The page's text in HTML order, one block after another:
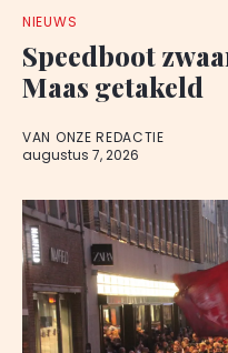
NIEUWS
Speedboot
Maas getakeld
VAN ONZE REDACTIE
augustus 7, 2026